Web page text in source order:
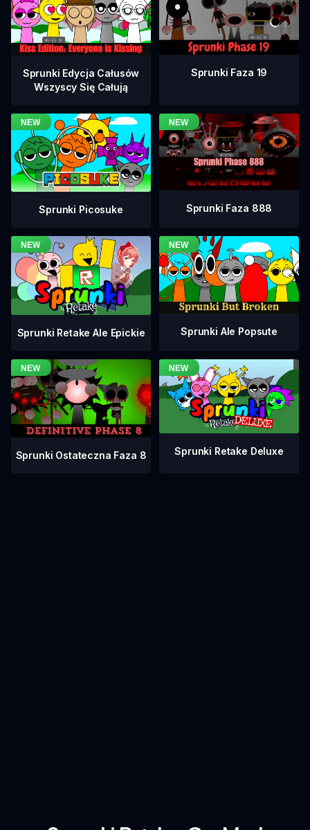
Sprunki Edycja Całusów
Wszyscy Się Całują
Sprunki Faza 19
Sprunki Picosuke Sprunki Faza 888
Sprunki Retake Ale Epickie Sprunki Ale Popsute
Sprunki Ostateczna Faza 8 Sprunki Retake Deluxe